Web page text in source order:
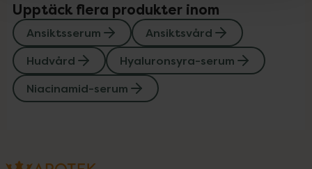
Upptäck flera produkter inom
Ansiktsserum
Ansiktsvård
Hudvård
Hyaluronsyra-serum
Niacinamid-serum